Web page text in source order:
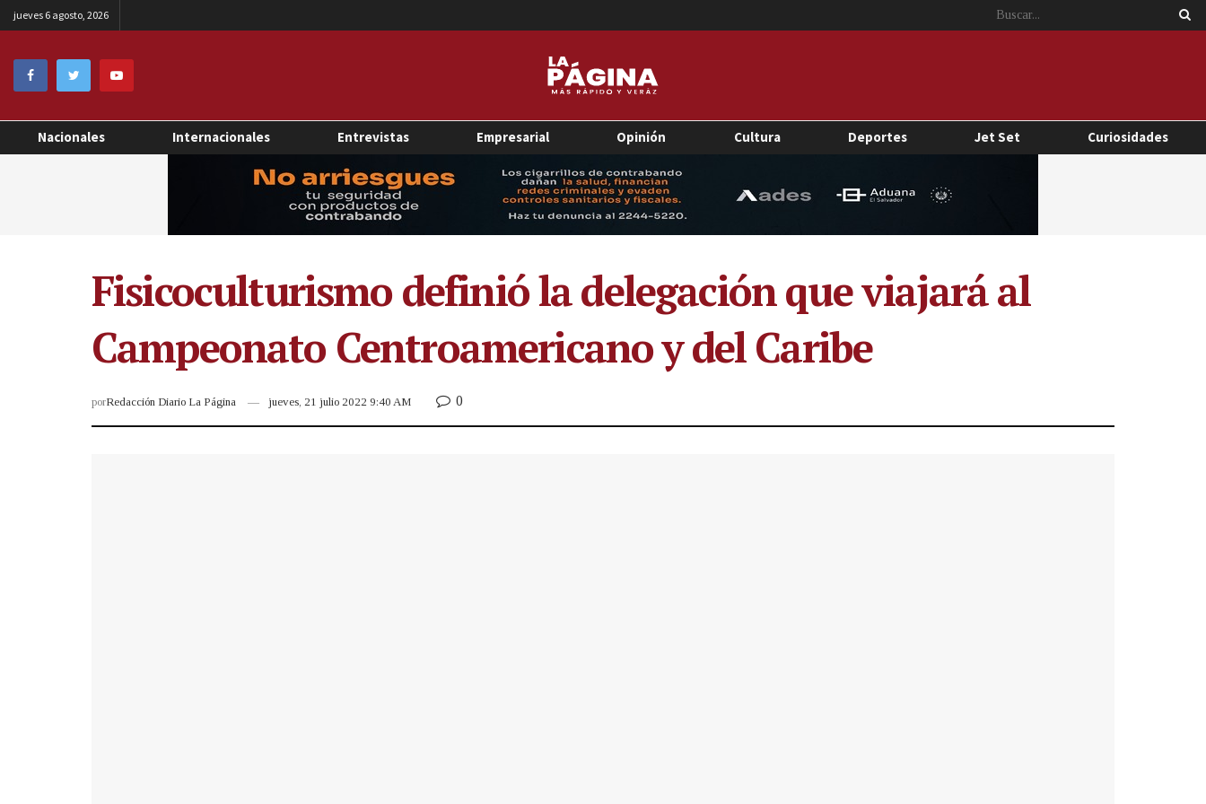
jueves 6 agosto, 2026
Nacionales Internacionales Entrevistas Empresarial Opinión Cultura Deportes Jet Set Curiosidades
Fisicoculturismo definió la delegación que viajará al
Campeonato Centroamericano y del Caribe
porRedacción Diario La Página jueves, 21 julio 2022 9:40 AM 0